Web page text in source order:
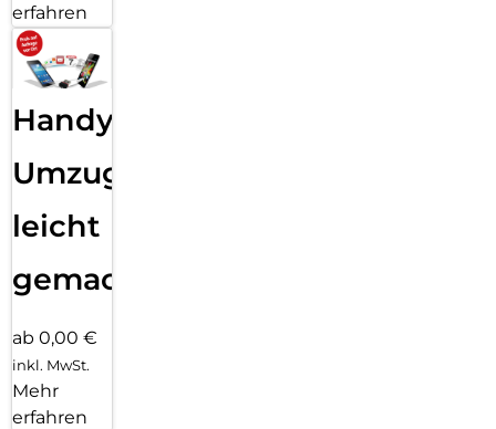
erfahren
Handy
Umzug
leicht
gemacht!
ab 0,00 €
inkl. MwSt.
Mehr
erfahren